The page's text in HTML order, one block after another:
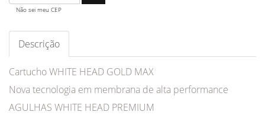
Não sei meu CEP
Descrição
Cartucho WHITE HEAD GOLD MAX
Nova tecnologia em membrana de alta performance
AGULHAS WHITE HEAD PREMIUM